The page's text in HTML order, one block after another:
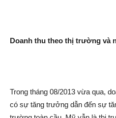
Doanh thu theo thị trường và
Trong tháng 08/2013 vừa qua,
có sự tăng trưởng dẫn đến sự